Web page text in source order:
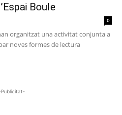
Boule
0
organitzat una activitat conjunta a
noves formes de lectura